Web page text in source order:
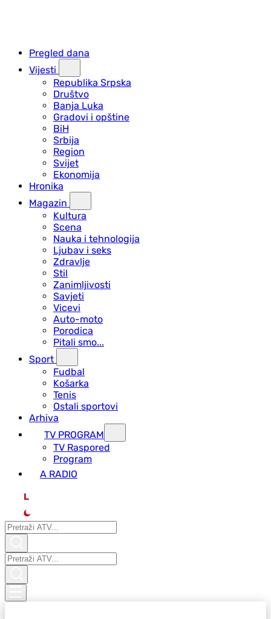
Pregled dana
Vijesti
Republika Srpska
Društvo
Banja Luka
Gradovi i opštine
BiH
Srbija
Region
Svijet
Ekonomija
Hronika
Magazin
Kultura
Scena
Nauka i tehnologija
Ljubav i seks
Zdravlje
Stil
Zanimljivosti
Savjeti
Vicevi
Auto-moto
Porodica
Pitali smo...
Sport
Fudbal
Košarka
Tenis
Ostali sportovi
Arhiva
TV PROGRAM
ТV Raspored
Program
A RADIO
L